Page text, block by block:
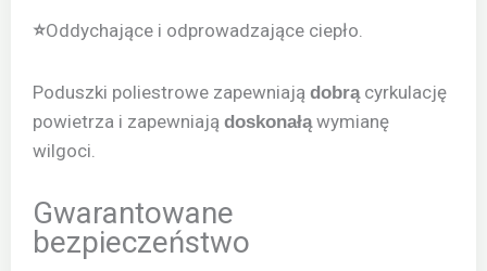
⭐Oddychające i odprowadzające ciepło.
Poduszki poliestrowe zapewniają dobrącyrkulację
powietrza i zapewniają doskonałąwymianę
wilgoci.
Gwarantowane
bezpieczeństwo